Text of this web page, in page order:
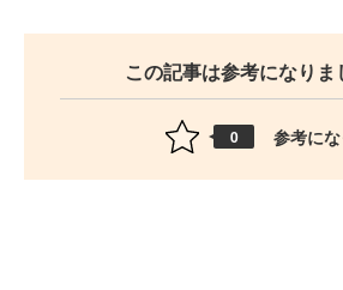
この記事は参考になりま
0 参考に